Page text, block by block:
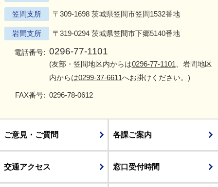
笠間支所 〒309-1698 茨城県笠間市笠間1532番地
岩間支所 〒319-0294 茨城県笠間市下郷5140番地
電話番号: 0296-77-1101
(友部・笠間地区内からは0296-77-1101 、岩間地区
内からは0299-37-6611へお掛けください。)
FAX番号: 0296-78-0612
ご意見・ご質問 各課ご案内
交通アクセス 窓口受付時間